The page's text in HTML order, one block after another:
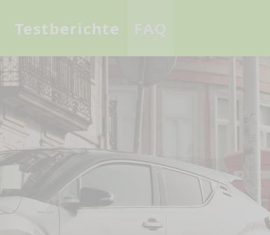
Testberichte FAQ